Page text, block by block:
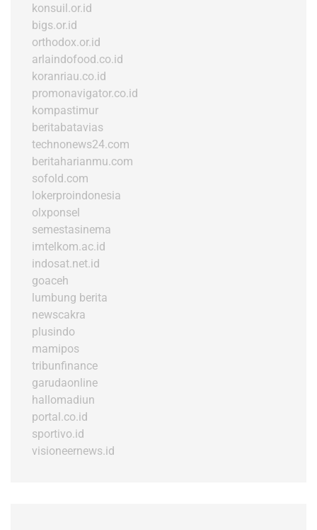
konsuil.or.id
bigs.or.id
orthodox.or.id
arlaindofood.co.id
koranriau.co.id
promonavigator.co.id
kompastimur
beritabatavias
technonews24.com
beritaharianmu.com
sofold.com
lokerproindonesia
olxponsel
semestasinema
imtelkom.ac.id
indosat.net.id
goaceh
lumbung berita
newscakra
plusindo
mamipos
tribunfinance
garudaonline
hallomadiun
portal.co.id
sportivo.id
visioneernews.id